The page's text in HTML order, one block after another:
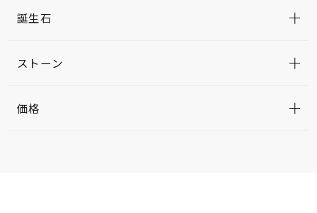
誕生石
ストーン
価格